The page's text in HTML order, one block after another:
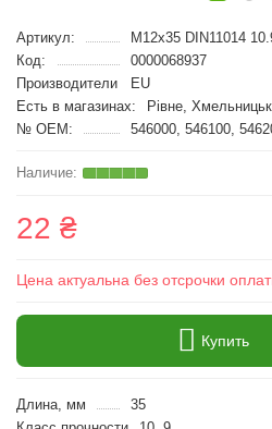
Артикул:
M12x35 DIN11014
Код:
0000068937
Производители
EU
Есть в магазинах:
Рівне,
№ OEM:
546000, 546100,
22 ₴
Цена актуальна без отсрочки
Купить
Длина, мм
35